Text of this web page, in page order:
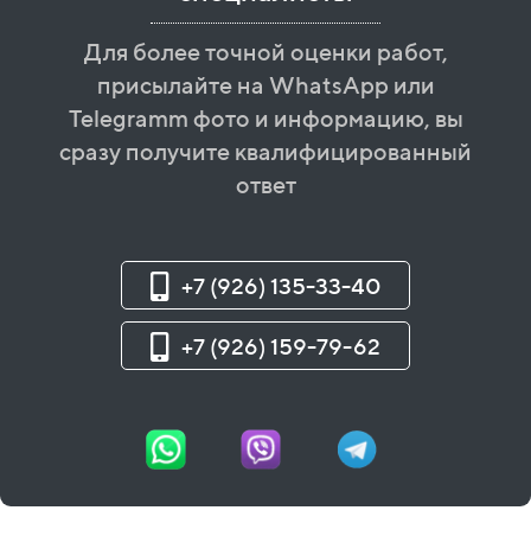
Для более точной оценки работ,
присылайте на WhatsApp или
Telegramm фото и информацию, вы
сразу получите квалифицированный
ответ
+7 (926) 135-33-40
+7 (926) 159-79-62